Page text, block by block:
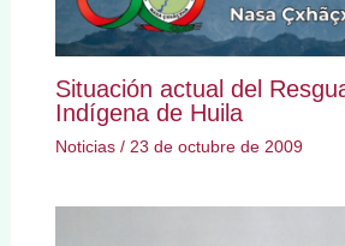
Situación actual del
Indígena de Huila
Noticias/ 23 de octubre de 2009